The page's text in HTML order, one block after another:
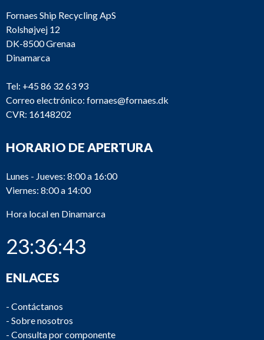
Fornaes Ship Recycling ApS
Rolshøjvej 12
DK-8500 Grenaa
Dinamarca
Tel: +45 86 32 63 93
Correo electrónico: fornaes@fornaes.dk
CVR: 16148202
HORARIO DE APERTURA
Lunes - Jueves: 8:00 a 16:00
Viernes: 8:00 a 14:00
Hora local en Dinamarca
23:36:43
ENLACES
- Contáctanos
- Sobre nosotros
- Consulta por componente